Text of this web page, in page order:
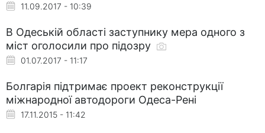
11.09.2017 - 10:39
В Одеській області заступнику мера одного з
міст оголосили про підозру
01.07.2017 - 11:17
Болгарія підтримає проект реконструкції
міжнародної автодороги Одеса-Рені
17.11.2015 - 11:42